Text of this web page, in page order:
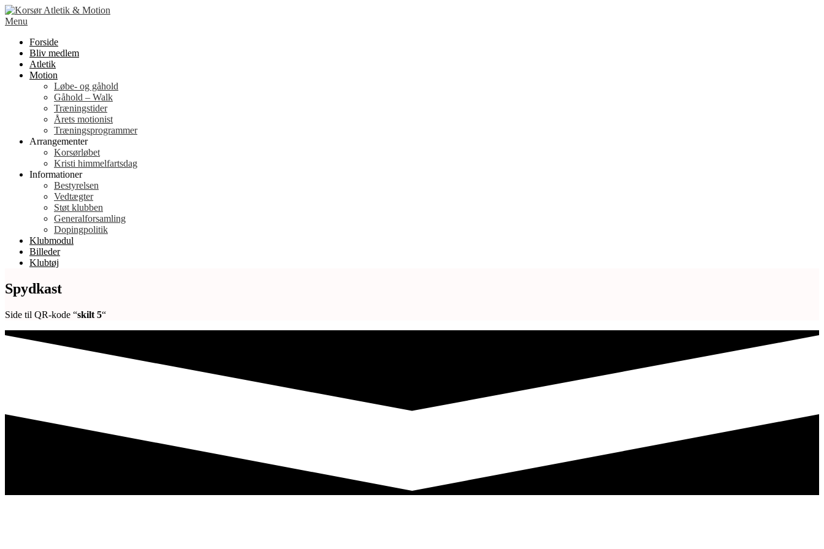
Spring
til
Menu
Forside
Bliv medlem
Atletik
Motion
Løbe- og gåhold
Gåhold – Walk
Træningstider
Årets motionist
Træningsprogrammer
Arrangementer
Korsørløbet
Kristi himmelfartsdag
Informationer
Bestyrelsen
Vedtægter
Støt klubben
Generalforsamling
Dopingpolitik
Klubmodul
Billeder
Klubtøj
Spydkast
Side til QR-kode “skilt 5“